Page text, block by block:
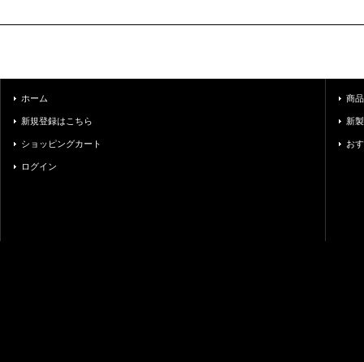
ホーム
新規登録はこちら
ショッピングカート
ログイン
商
新
お